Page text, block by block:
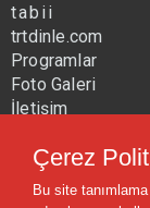
tabii
trtdinle.com
Programlar
Foto Galeri
İletişim
trtavaz.com.tr
trtmuzik.net.tr
Çerez
Bu site